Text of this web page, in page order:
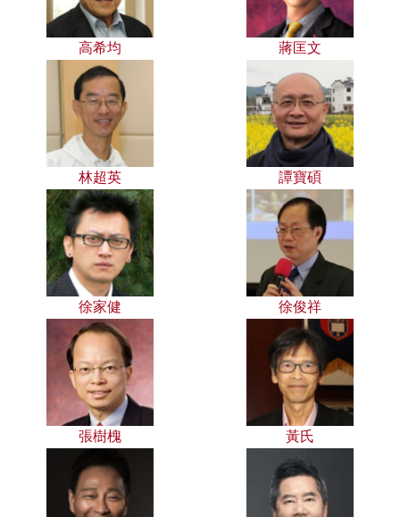
高希均 蔣匡文
林超英 譚寶碩
徐家健 徐俊祥
張樹槐 黃氏